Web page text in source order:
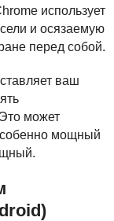
использует
и осязаемую
перед собой.
ваш
может
мощный